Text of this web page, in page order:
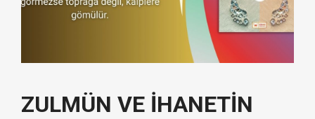
ZULMÜN VE İHANETİN